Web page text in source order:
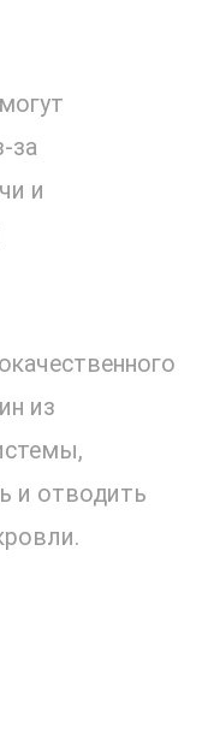
за
и
из
и отводить